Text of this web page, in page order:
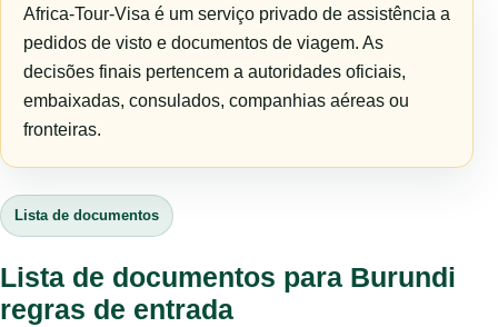
Africa-Tour-Visa é um serviço privado de assistência a
pedidos de visto e documentos de viagem. As
decisões finais pertencem a autoridades oficiais,
embaixadas, consulados, companhias aéreas ou
fronteiras.
Lista de documentos
Lista de documentos para Burundi
regras de entrada